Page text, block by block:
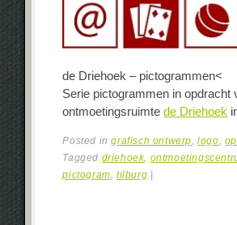
de Driehoek – pictogrammen<
Serie pictogrammen in opdracht
ontmoetingsruimtede Driehoek
Posted ingrafisch ontwerp,logo,
Tagged driehoek,
pictogram,tilburg